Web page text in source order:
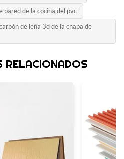
pared de la cocina del pvc
de leña 3d de la chapa de
RELACIONADOS